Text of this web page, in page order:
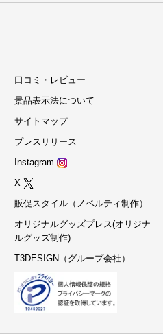
口コミ・レビュー
景品表示法について
サイトマップ
プレスリリース
Instagram
X
販促スタイル（ノベルティ制作）
オリジナルグッズプレス(オリジナ
ルグッズ制作)
T3DESIGN（グループ会社）